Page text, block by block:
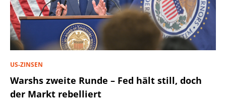
US-ZINSEN
Warshs zweite Runde – Fed hält still, doch
der Markt rebelliert